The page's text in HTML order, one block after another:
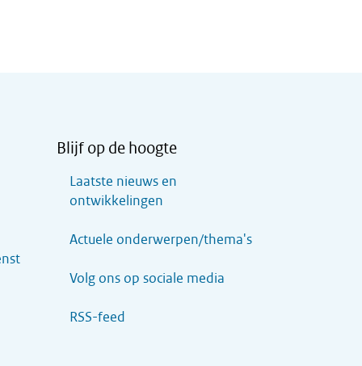
Blijf op de hoogte
Laatste nieuws en
ontwikkelingen
Actuele onderwerpen/thema's
Volg ons op sociale media
RSS-feed